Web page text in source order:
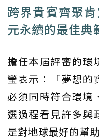
跨界貴賓齊聚
元永續的最佳典
擔任本屆評審的環
瑩表示：「夢想的
必須同時符合環境
選過程看見許多與
是對地球最好的幫助